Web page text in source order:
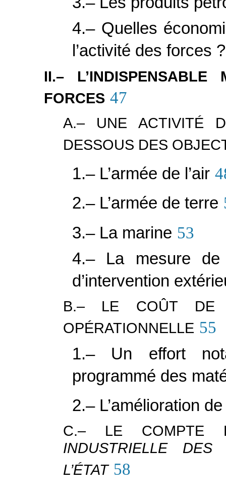
4.– Quelles
l’activité des forces ?
II.–
FORCES 47
A.– UNE ACTIVITÉ
DESSOUS DES
1.– L’armée de l’air
2.– L’armée de terre
3.– La marine 53
4.– La mesure
d’intervention
B.– LE COÛT DE
OPÉRATIONNELLE 55
1.– Un effort
programmé des
2.– L’amélioration
C.– LE COMPTE
INDUSTRIELLE DES
L’ÉTAT 58